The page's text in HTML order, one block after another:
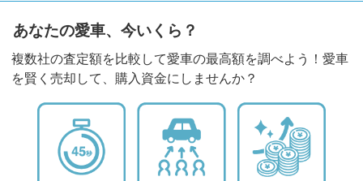
あなたの愛車、今いくら？
複数社の査定額を比較して愛車の最高額を調べよう！愛車
を賢く売却して、購入資金にしませんか？